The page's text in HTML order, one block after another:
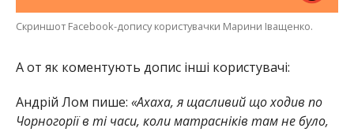
Скриншот Facebook-допису користувачки Марини Іващенко.
А от як коментують допис інші користувачі:
Андрій Лом пише: «Ахаха, я щасливий що ходив по
Чорногорії в ті часи, коли матрасніків там не було,